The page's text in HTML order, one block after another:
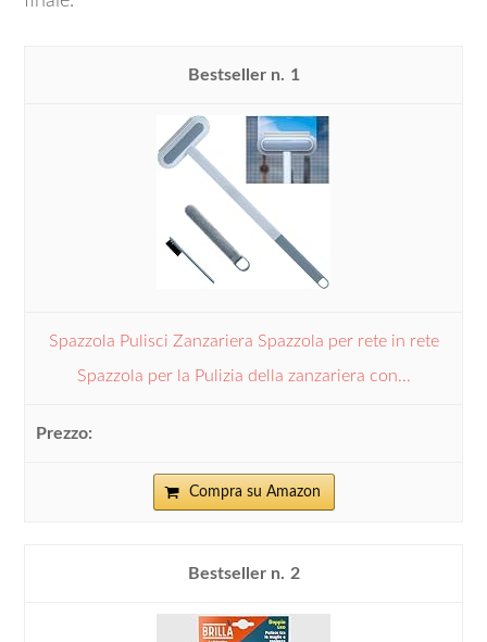
1
Spazzola Pulisci Zanzariera Spazzola per rete in rete
Spazzola per la Pulizia della zanzariera con...
Compra su Amazon
2